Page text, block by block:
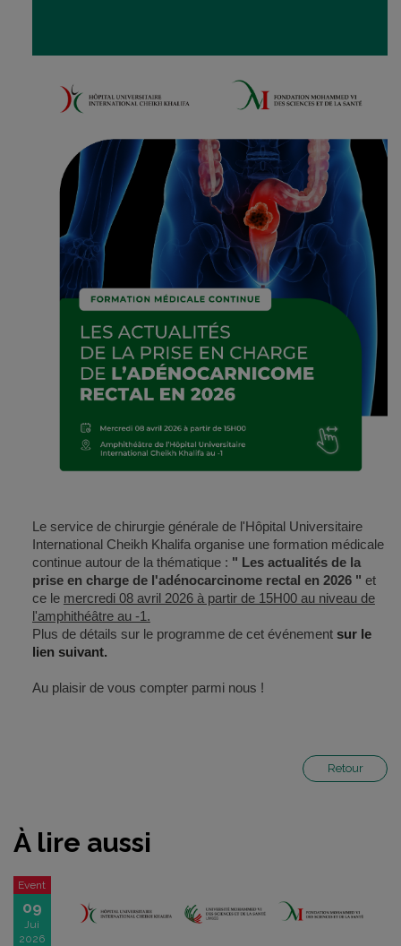
Le service de chirurgie générale de l'Hôpital Universitaire
International Cheikh Khalifa organise une formation médicale
continue autour de la thématique : " Les actualités de la
prise en charge de l'adénocarcinome rectal en 2026 " et
ce le mercredi 08 avril 2026 à partir de 15H00 au niveau de
l'amphithéâtre au -1.
Plus de détails sur le programme de cet événement sur le
lien suivant.
Au plaisir de vous compter parmi nous !
Retour
À lire aussi
Event
09
Jui
2026